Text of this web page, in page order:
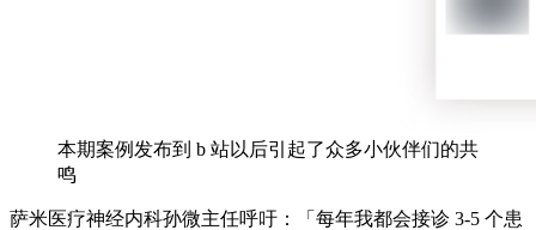
本期案例发布到 b 站以后引起了众多小伙伴们的共
鸣
萨米医疗神经内科孙微主任呼吁：「每年我都会接诊 3-5 个患